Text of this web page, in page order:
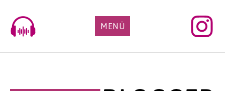
content
MENÜ